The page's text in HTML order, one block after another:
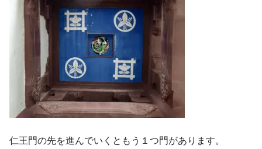
仁王門の先を進んでいくともう１つ門があります。